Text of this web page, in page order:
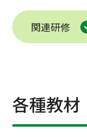
関連研修
各種教材